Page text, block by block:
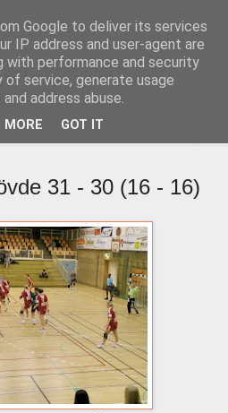
horisont
31 - 30 (16 - 16)
Google to deliver its services
IP address and user-agent are
with performance and security
service, generate usage
address abuse.
MORE GOT IT